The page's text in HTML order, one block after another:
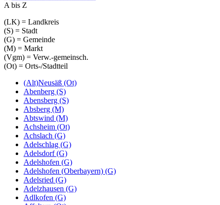
A bis Z
(LK) = Landkreis
(S) = Stadt
(G) = Gemeinde
(M) = Markt
(Vgm) = Verw.-gemeinsch.
(Ot) = Orts-/Stadtteil
(Alt)Neusäß (Ot)
Abenberg (S)
Abensberg (S)
Absberg (M)
Abtswind (M)
Achsheim (Ot)
Achslach (G)
Adelschlag (G)
Adelsdorf (G)
Adelshofen (G)
Adelshofen (Oberbayern) (G)
Adelsried (G)
Adelzhausen (G)
Adlkofen (G)